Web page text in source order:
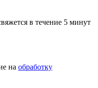
в течение 5 минут
на обработку